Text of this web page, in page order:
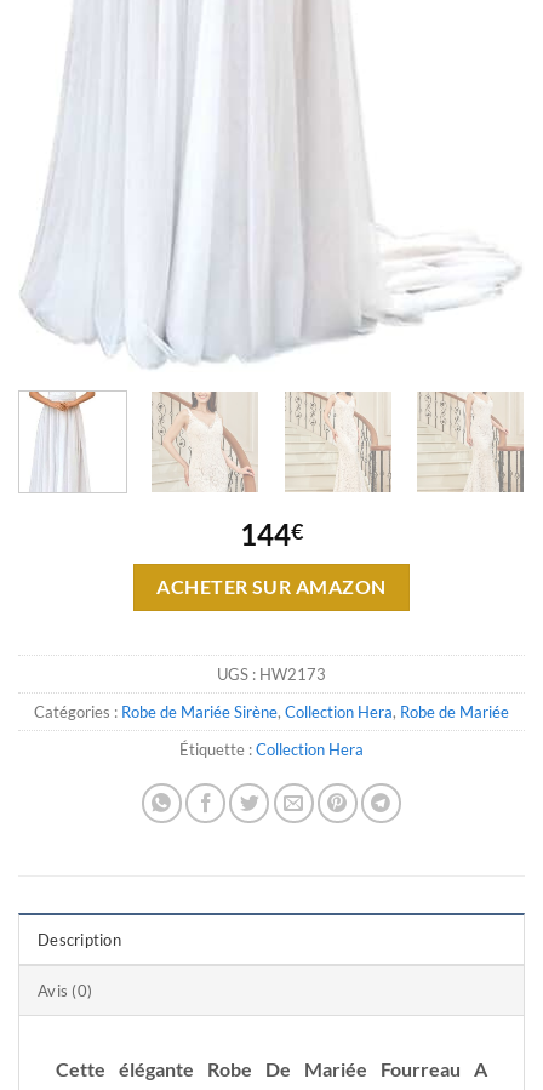
144€
ACHETER SUR AMAZON
UGS : HW2173
Catégories : Robe de Mariée Sirène, Collection Hera, Robe de Mariée
Étiquette :Collection Hera
Description
Avis (0)
Cette élégante Robe De Mariée Fourreau A